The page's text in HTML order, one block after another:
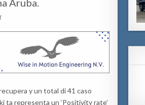
Aruba.
y un total di 41 caso
ta representa un ‘Positivity rate’